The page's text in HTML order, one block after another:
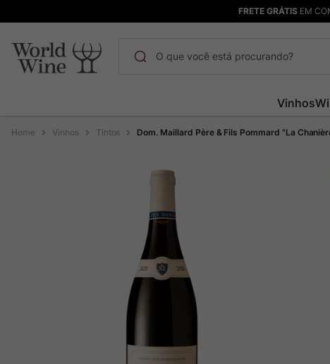
FRETE GRÁTISEM
Vinhos
Vinhos Tintos Dom. Maillard Père & Fils Pommard "La
1º Maçanita
Bodega Garzon
Ver Sacrum